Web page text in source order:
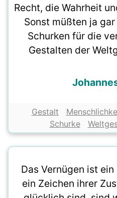
Recht, die Wahrheit
Sonst müßten ja
Schurken für die
Gestalten der
Gestalt
Schurke
Das Vernügen ist
ein Zeichen ihrer